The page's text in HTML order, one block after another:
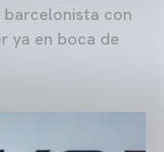
barcelonista con
ya en boca de